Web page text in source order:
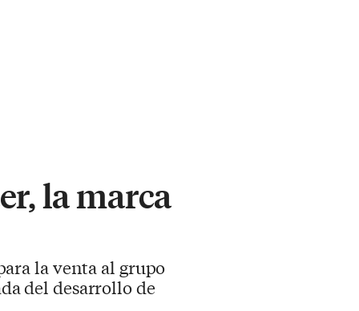
la marca
la venta al grupo
del desarrollo de